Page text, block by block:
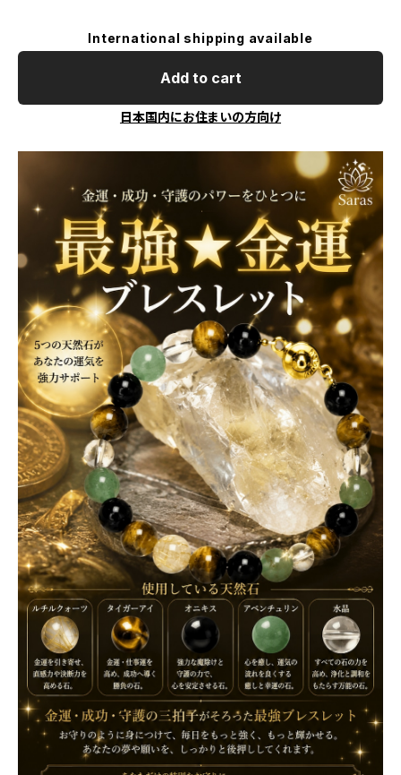
International shipping available
Add to cart
日本国内にお住まいの方向け